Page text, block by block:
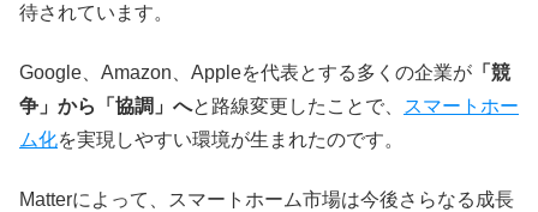
待されています。
Google、Amazon、Appleを代表とする多くの企業が 「競
争」から「協調」へと路線変更したことで、
スマートホー
ム化を実現しやすい環境が生まれたのです。
Matterによって、スマートホーム市場は今後さらなる成長